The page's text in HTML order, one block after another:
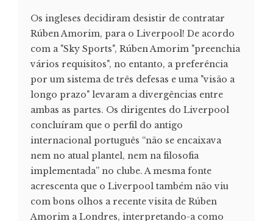
Os ingleses decidiram desistir de contratar
Rúben Amorim, para o Liverpool! De acordo
com a "Sky Sports", Rúben Amorim "preenchia
vários requisitos", no entanto, a preferência
por um sistema de três defesas e uma "visão a
longo prazo" levaram a divergências entre
ambas as partes. Os dirigentes do Liverpool
concluíram que o perfil do antigo
internacional português “não se encaixava
nem no atual plantel, nem na filosofia
implementada” no clube. A mesma fonte
acrescenta que o Liverpool também não viu
com bons olhos a recente visita de Rúben
Amorim a Londres, interpretando-a como